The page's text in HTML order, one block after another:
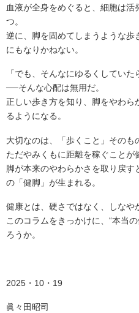
血液が全身をめぐると、細胞は
つ。
逆に、脚を固めてしまうような歩
にもなりかねない。
「でも、そんなにゆるくしていた
──そんな心配は無用だ。
正しい歩き方を知り、脚をやわ
るようになる。
大切なのは、「歩くこと」そのも
ただやみくもに距離を稼ぐことが
脚が本来のやわらかさを取り戻
の「健脚」が生まれる。
健康とは、硬さではなく、しなや
このコラムをきっかけに、“本当
ろうか。
2025・10・19
眞々田昭司